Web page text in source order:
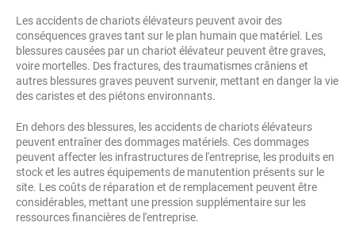
Les accidents de chariots élévateurs peuvent avoir des
conséquences graves tant sur le plan humain que matériel. Les
blessures causées par un chariot élévateur peuvent être graves,
voire mortelles. Des fractures, des traumatismes crâniens et
autres blessures graves peuvent survenir, mettant en danger la vie
des caristes et des piétons environnants.
En dehors des blessures, les accidents de chariots élévateurs
peuvent entraîner des dommages matériels. Ces dommages
peuvent affecter les infrastructures de l'entreprise, les produits en
stock et les autres équipements de manutention présents sur le
site. Les coûts de réparation et de remplacement peuvent être
considérables, mettant une pression supplémentaire sur les
ressources financières de l'entreprise.